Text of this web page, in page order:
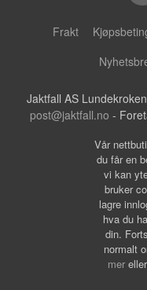
Frakt
Jaktfall AS
post@jaktfall.no -
Vår
du får en
vi kan
bruker
lagre
hva du
din.
normalt
mer eller